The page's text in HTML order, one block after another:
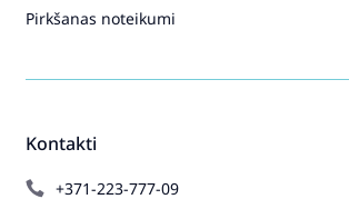
Kontakti
+371-223-777-09
Pirkšanas noteikumi